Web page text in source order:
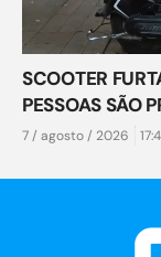
SCOOTER
PESSOAS SÃO
7 / agosto / 2026